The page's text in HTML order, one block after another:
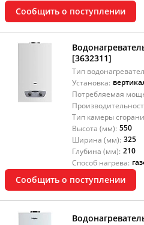
Сообщить о поступлении
[3632311]
Тип
Установка:
Потребляемая
Тип камеры
Высота (мм): 550
Ширина (мм): 325
Глубина (мм): 210
Способ нагрева:
Сообщить о поступлении